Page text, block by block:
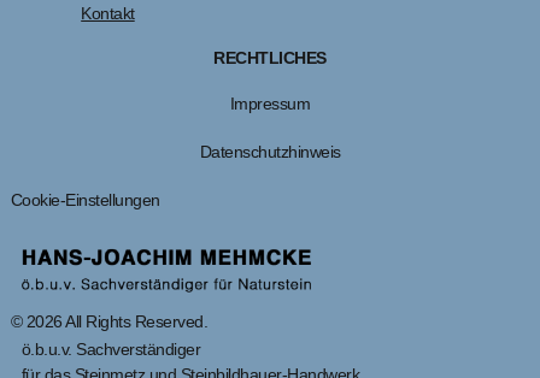
© 2026 All Rights Reserved.
ö.b.u.v. Sachverständiger
für das Steinmetz und Steinbildhauer-Handwerk
Kontakt
RECHTLICHES
Impressum
Datenschutzhinweis
Cookie-Einstellungen